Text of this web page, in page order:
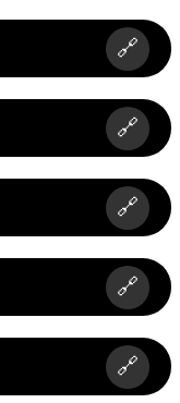
🔗
🔗
🔗
🔗
🔗